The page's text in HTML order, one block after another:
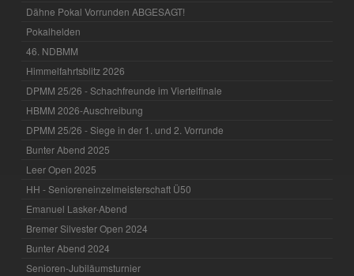
Dähne Pokal Vorrunden ABGESAGT!
Pokalhelden
46. NDBMM
Himmelfahrtsblitz 2026
DPMM 25/26 - Schachfreunde im Viertelfinale
HBMM 2026-Auschreibung
DPMM 25/26 - Siege in der 1. und 2. Vorrunde
Bunter Abend 2025
Leer Open 2025
HH - Senioreneinzelmeisterschaft Ü50
Emanuel Lasker-Abend
Bremer Silvester Open 2024
Bunter Abend 2024
Senioren-Jubiläumsturnier